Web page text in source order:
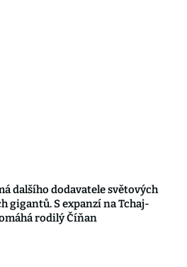
dalšího dodavatele světových
gigantů. S expanzí na Tchaj-
rodilý Číňan